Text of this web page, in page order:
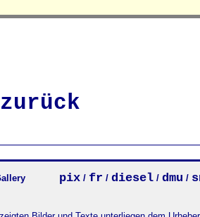
pix / fr / diesel / dmu /